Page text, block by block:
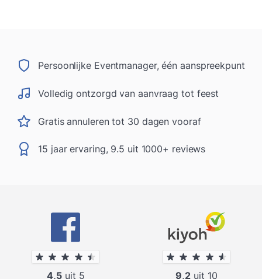
Persoonlijke Eventmanager, één aanspreekpunt
Volledig ontzorgd van aanvraag tot feest
Gratis annuleren tot 30 dagen vooraf
15 jaar ervaring, 9.5 uit 1000+ reviews
4,5uit 5 9,2 uit 10